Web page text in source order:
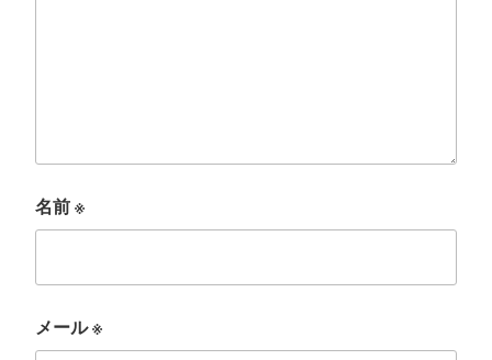
名前※
メール※